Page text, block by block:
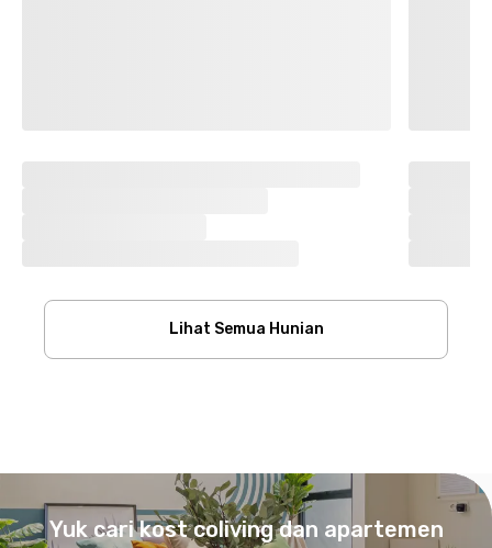
Lihat Semua Hunian
Yuk cari kost coliving dan apartemen